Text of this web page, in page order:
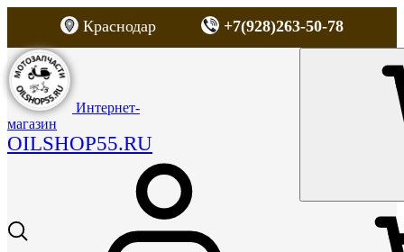
Краснодар +7(928)263-50-78
Интернет-
магазин
OILSHOP55.RU